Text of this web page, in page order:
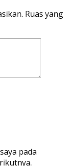
Ruas yang
pada